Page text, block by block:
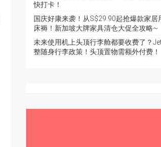
快打卡！
国庆好康来袭！从S$29.90起抢爆款家居
床褥！新加坡大牌家具清仓大促全攻略~
未来使用机上头顶行李舱都要收费了？
整随身行李政策！头顶置物需额外付费！